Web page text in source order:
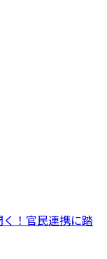
く！官民連携に踏